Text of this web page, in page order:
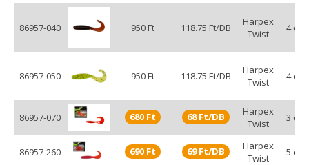
Dropshotos módszerrel adott rétegben táncoltatva is
alkalmazható variáns a szériában.
86957-040 950 Ft 118.75 Ft/DB
Harpex
Twist
4 cm
86957-050 950 Ft 118.75 Ft/DB
Harpex
Twist
4 cm
86957-070 680 Ft 68 Ft/DB
Harpex
Twist
3 cm
86957-260 690 Ft 69 Ft/DB
Harpex
Twist
5 cm